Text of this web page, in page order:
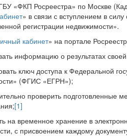
«ФКП Росреестра» по Москве
» в связи с вступлением в
регистрации недвижимости».
кабинет» на портале
информацию о результатах
ключ доступа к Федеральной
(ФГИС «ЕГРН»);
проверить подготовленные
[1]
на временное хранение в
с присвоением каждому